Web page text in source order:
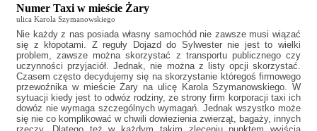
Numer Taxi w mieście Żary
ulica Karola Szymanowskiego
Nie każdy z nas posiada własny samochód nie zawsze musi wiązać
się z kłopotami. Z reguły
Dojazd do Sylwester nie jest to wielki
problem, zawsze można skorzystać z transportu publicznego czy
uczynności przyjaciół. Jednak, nie można z listy opcji skorzystać.
Czasem często decydujemy się na skorzystanie któregoś firmowego
przewoźnika w mieście Żary na ulicę Karola Szymanowskiego. W
sytuacji kiedy jest to odwóz rodziny, ze strony firm korporacji taxi ich
dowóz nie wymaga szczególnych wymagań. Jednak wszystko może
się nie co komplikować w chwili dowiezienia zwierząt, bagaży, innych